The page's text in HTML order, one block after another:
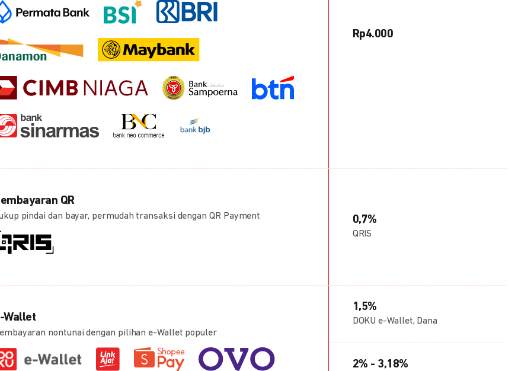
Rp4.000
QR
pindai dan bayar, permudah transaksi dengan QR Payment 0,7%
QRIS
Wallet
nontunai dengan pilihan e-Wallet populer
1,5%
DOKU e-Wallet, Dana
2% - 3,18%